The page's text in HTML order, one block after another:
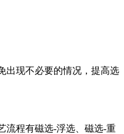
出现不必要的情况，提高选
流程有磁选-浮选、磁选-重